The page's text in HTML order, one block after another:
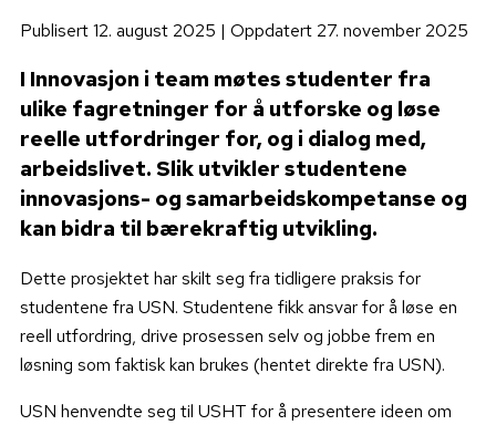
Publisert 12. august 2025 | Oppdatert 27. november 2025
I Innovasjon i team møtes studenter fra
ulike fagretninger for å utforske og løse
reelle utfordringer for, og i dialog med,
arbeidslivet. Slik utvikler studentene
innovasjons- og samarbeidskompetanse og
kan bidra til bærekraftig utvikling.
Dette prosjektet har skilt seg fra tidligere praksis for
studentene fra USN. Studentene fikk ansvar for å løse en
reell utfordring, drive prosessen selv og jobbe frem en
løsning som faktisk kan brukes (hentet direkte fra USN).
USN henvendte seg til USHT for å presentere ideen om